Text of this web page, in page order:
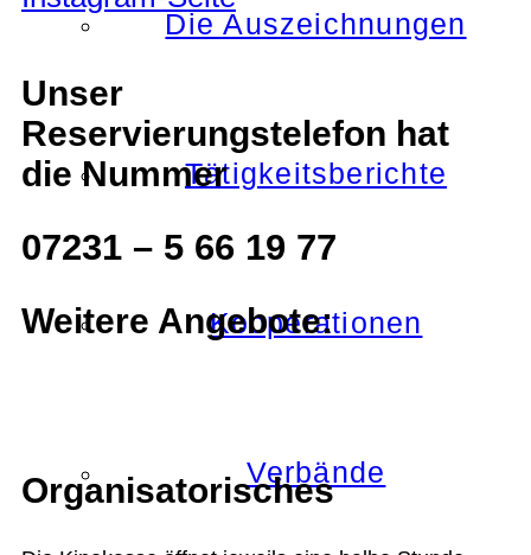
Die Auszeichnungen
Tätigkeitsberichte
Kooperationen
Verbände
Unser
Reservierungstelefon hat
die Nummer
07231 – 5 66 19 77
Weitere Angebote:
Organisatorisches